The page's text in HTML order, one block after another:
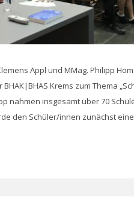
Appl und MMag. Philipp
Krems zum Thema
nahmen insgesamt über 70
den Schüler/innen zunächst